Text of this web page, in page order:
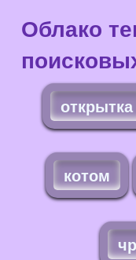
Облако
открытка
котом